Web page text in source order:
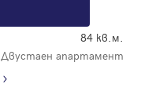
84 кв.м.
Двустаен апартамент